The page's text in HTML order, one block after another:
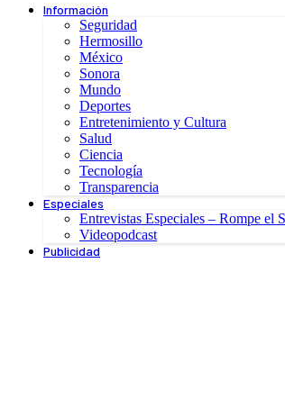
Información
Seguridad
Hermosillo
México
Sonora
Mundo
Deportes
Entretenimiento y Cultura
Salud
Ciencia
Tecnología
Transparencia
Especiales
Entrevistas Especiales – Rompe el
Videopodcast
Publicidad